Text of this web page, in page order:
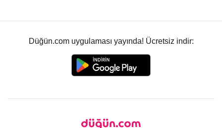
Düğün.com uygulaması yayında! Ücretsiz indir: